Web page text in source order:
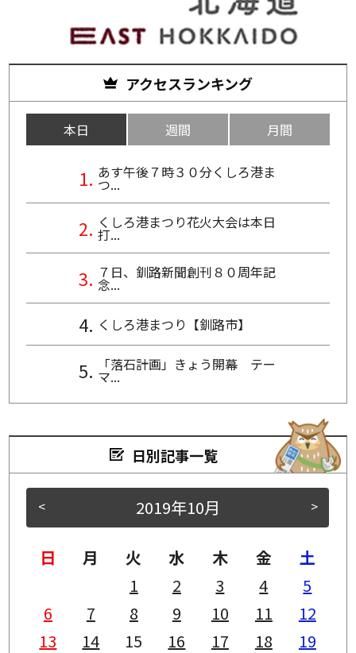
アクセスランキング
本日 週間 月間
あす午後７時３０分くしろ港ま
つ...
くしろ港まつり花火大会は本日
打...
７日、釧路新聞創刊８０周年記
念...
くしろ港まつり【釧路市】
「落石計画」きょう開幕 テー
マ...
日別記事一覧
< >
2019年10月
日 月 火 水 木 金
土
1
2 3 4
5
6
7 8 9 10 11
12
13
14 15 16 17 18
19